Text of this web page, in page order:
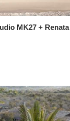
MK27 + Renata